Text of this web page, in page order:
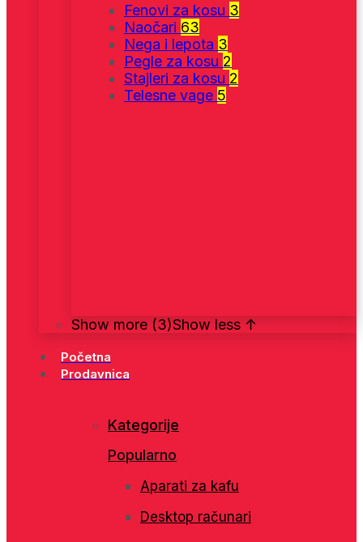
Fenovi za kosu 3
Naočari 63
Nega i lepota 3
Pegle za kosu 2
Stajleri za kosu 2
Telesne vage 5
Show more (3)Show less ↑
Početna
Prodavnica
Kategorije
Popularno
Aparati za kafu
Desktop računari